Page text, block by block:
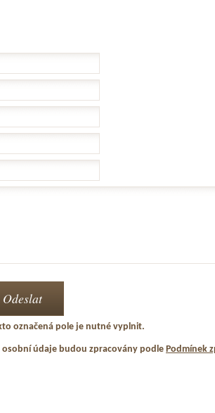
označená pole je nutné vyplnit.
osobní údaje budou zpracovány podle Podmínek